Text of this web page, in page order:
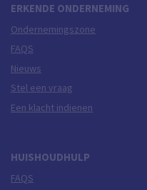
ERKENDE ONDERNEMING
Ondernemingszone
FAQS
Nieuws
Stel een vraag
Een klacht indienen
HUISHOUDHULP
FAQS